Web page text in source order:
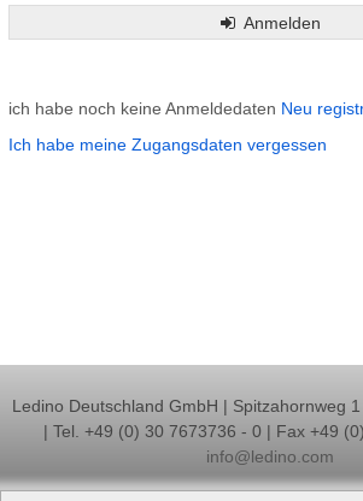
Anmelden
ich habe noch keine Anmeldedaten Neu
Ich habe meine Zugangsdaten vergessen
Ledino Deutschland GmbH | Spitzahornweg
| Tel. +49 (0) 30 7673736 - 0 | Fax +49
info@ledino.com